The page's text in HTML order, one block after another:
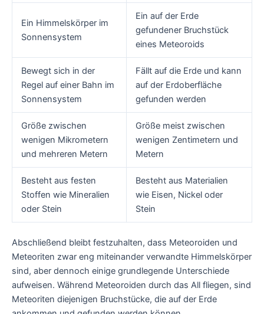
Ein Himmelskörper im
Sonnensystem
Ein auf der Erde
gefundener Bruchstück
eines Meteoroids
Bewegt sich in der
Regel auf einer Bahn im
Sonnensystem
Fällt auf die Erde und kann
auf der Erdoberfläche
gefunden werden
Größe zwischen
wenigen Mikrometern
und mehreren Metern
Größe meist zwischen
wenigen Zentimetern und
Metern
Besteht aus festen
Stoffen wie Mineralien
oder Stein
Besteht aus Materialien
wie Eisen, Nickel oder
Stein
Abschließend bleibt festzuhalten, dass Meteoroiden und
Meteoriten zwar eng miteinander verwandte Himmelskörper
sind, aber dennoch einige grundlegende Unterschiede
aufweisen. Während Meteoroiden durch das All fliegen, sind
Meteoriten diejenigen Bruchstücke, die auf der Erde